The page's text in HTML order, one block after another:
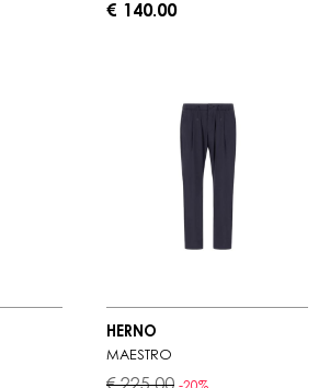
€ 140.00
HERNO
MAESTRO